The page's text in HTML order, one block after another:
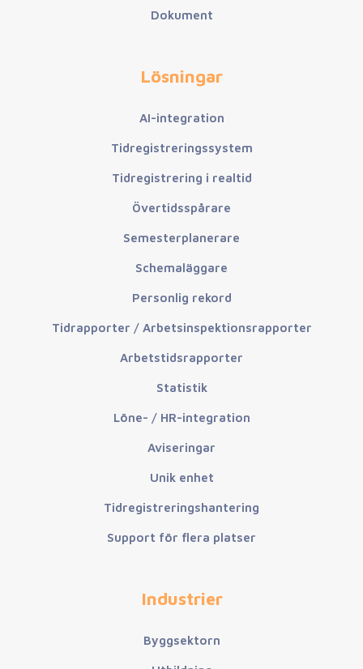
Dokument
Lösningar
AI-integration
Tidregistreringssystem
Tidregistrering i realtid
Övertidsspårare
Semesterplanerare
Schemaläggare
Personlig rekord
Tidrapporter / Arbetsinspektionsrapporter
Arbetstidsrapporter
Statistik
Löne- / HR-integration
Aviseringar
Unik enhet
Tidregistreringshantering
Support för flera platser
Industrier
Byggsektorn